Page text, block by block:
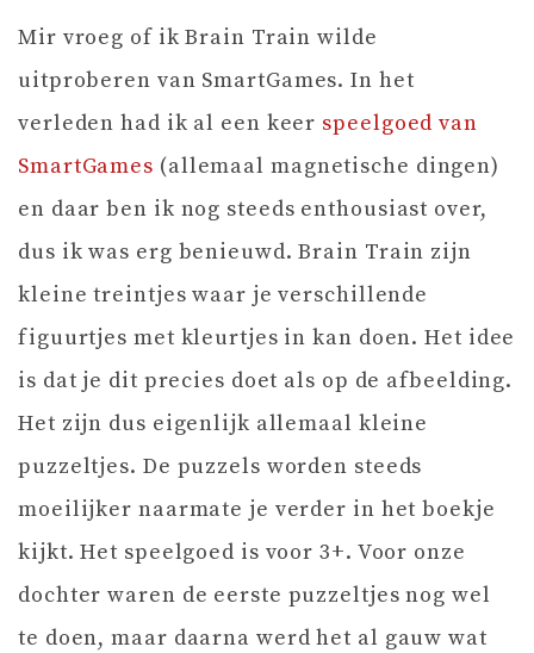
Mir vroeg of ik Brain Train wilde
uitproberen van SmartGames. In het
verleden had ik al een keer speelgoed van
SmartGames (allemaal magnetische dingen)
en daar ben ik nog steeds enthousiast over,
dus ik was erg benieuwd. Brain Train zijn
kleine treintjes waar je verschillende
figuurtjes met kleurtjes in kan doen. Het idee
is dat je dit precies doet als op de afbeelding.
Het zijn dus eigenlijk allemaal kleine
puzzeltjes. De puzzels worden steeds
moeilijker naarmate je verder in het boekje
kijkt. Het speelgoed is voor 3+. Voor onze
dochter waren de eerste puzzeltjes nog wel
te doen, maar daarna werd het al gauw wat